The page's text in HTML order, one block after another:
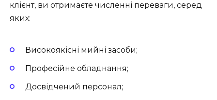
клієнт, ви отримаєте численні переваги, серед
яких:
Високоякісні мийні засоби;
Професійне обладнання;
Досвідчений персонал;